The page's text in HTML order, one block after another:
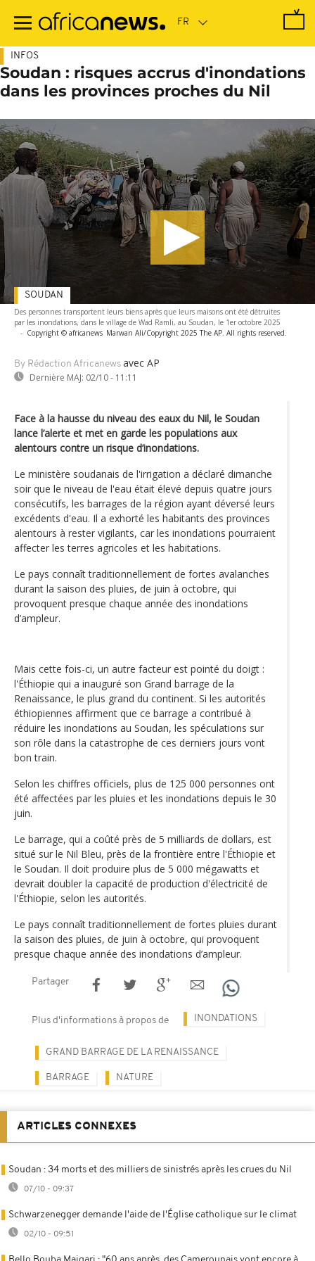
contenu
INFOS
Soudan : risques accrus d'inondations
dans les provinces proches du Nil
Des personnes transportent leurs biens après que leurs maisons ont été détruites
par les inondations, dans le village de Wad Ramli, au Soudan, le 1er octobre 2025
- Copyright © africanews Marwan Ali/Copyright 2025 The AP. All rights reserved.
By Rédaction Africanews avec AP
Dernière MAJ: 02/10 - 11:11
SOUDAN
Face à la hausse du niveau des eaux du Nil, le Soudan
lance l’alerte et met en garde les populations aux
alentours contre un risque d’inondations.
Le ministère soudanais de l'irrigation a déclaré dimanche
soir que le niveau de l'eau était élevé depuis quatre jours
consécutifs, les barrages de la région ayant déversé leurs
excédents d'eau. Il a exhorté les habitants des provinces
alentours à rester vigilants, car les inondations pourraient
affecter les terres agricoles et les habitations.
Le pays connaît traditionnellement de fortes avalanches
durant la saison des pluies, de juin à octobre, qui
provoquent presque chaque année des inondations
d’ampleur.
Mais cette fois-ci, un autre facteur est pointé du doigt :
l'Éthiopie qui a inauguré son Grand barrage de la
Renaissance, le plus grand du continent. Si les autorités
éthiopiennes affirment que ce barrage a contribué à
réduire les inondations au Soudan, les spéculations sur
son rôle dans la catastrophe de ces derniers jours vont
bon train.
Selon les chiffres officiels, plus de 125 000 personnes ont
été affectées par les pluies et les inondations depuis le 30
juin.
Le barrage, qui a coûté près de 5 milliards de dollars, est
situé sur le Nil Bleu, près de la frontière entre l'Éthiopie et
le Soudan. Il doit produire plus de 5 000 mégawatts et
devrait doubler la capacité de production d'électricité de
l'Éthiopie, selon les autorités.
Le pays connaît traditionnellement de fortes pluies durant
la saison des pluies, de juin à octobre, qui provoquent
presque chaque année des inondations d’ampleur.
Partager
Plus d'informations à propos de INONDATIONS
GRAND BARRAGE DE LA RENAISSANCE
BARRAGE NATURE
ARTICLES CONNEXES
Soudan : 34 morts et des milliers de sinistrés après les crues du Nil
07/10 - 09:37
Schwarzenegger demande l'aide de l'Église catholique sur le climat
02/10 - 09:51